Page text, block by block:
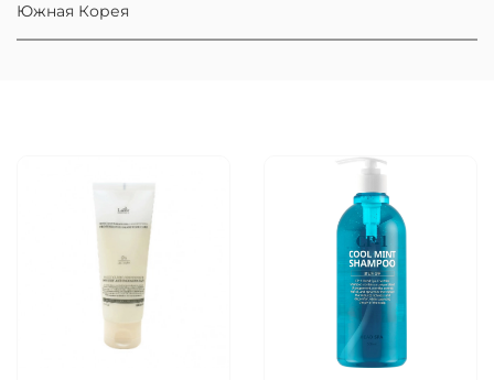
Южная Корея